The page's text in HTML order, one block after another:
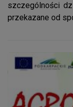
szczególności
przekazane od
Agrobieszczady